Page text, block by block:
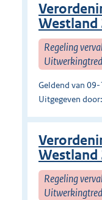
Westland
Regeling
Geldend van
Uitgegeven
Westland
Regeling